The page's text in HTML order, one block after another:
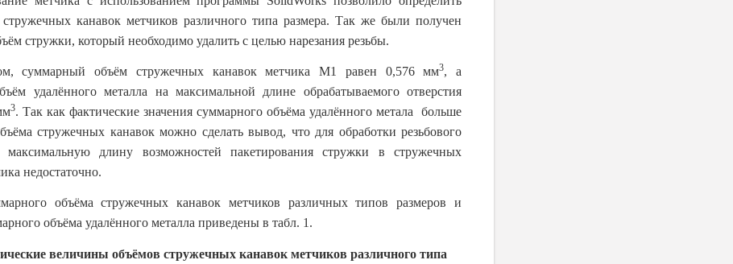
канавок метчиков различного типа размера. Так же были получен
стружки, который необходимо удалить с целью нарезания резьбы.
суммарный объём стружечных канавок метчика М1 равен 0,576 мм3, а
удалённого металла на максимальной длине обрабатываемого отверстия
3. Так как фактические значения суммарного объёма удалённого метала больше
стружечных канавок можно сделать вывод, что для обработки резьбового
максимальную длину возможностей пакетирования стружки в стружечных
недостаточно.
объёма стружечных канавок метчиков различных типов размеров и
объёма удалённого металла приведены в табл. 1.
величины объёмов стружечных канавок метчиков различного типа